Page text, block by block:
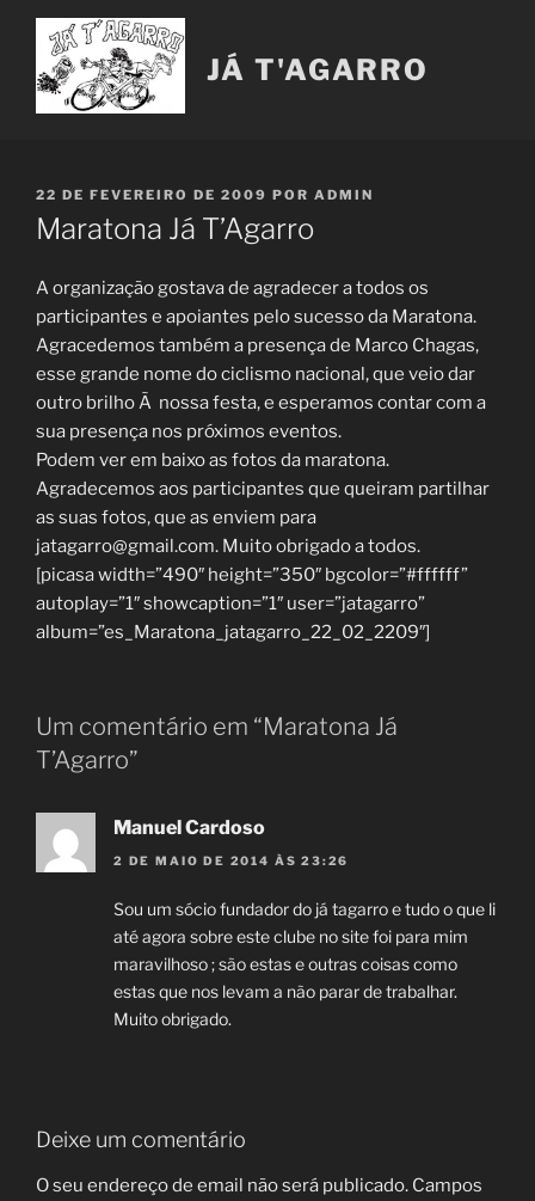
Saltar
conteúdo
JÁ T'AGARRO
PUBLICADO
EM
22 DE FEVEREIRO DE 2009 POR ADMIN
Maratona Já T’Agarro
A organização gostava de agradecer a todos os
participantes e apoiantes pelo sucesso da Maratona.
Agracedemos também a presença de Marco Chagas,
esse grande nome do ciclismo nacional, que veio dar
outro brilho Ã nossa festa, e esperamos contar com a
sua presença nos próximos eventos.
Podem ver em baixo as fotos da maratona.
Agradecemos aos participantes que queiram partilhar
as suas fotos, que as enviem para
jatagarro@gmail.com. Muito obrigado a todos.
[picasa width=”490″ height=”350″ bgcolor=”#ffffff”
autoplay=”1″ showcaption=”1″ user=”jatagarro”
album=”es_Maratona_jatagarro_22_02_2209″]
Um comentário em “Maratona Já
T’Agarro”
Manuel Cardoso
2 DE MAIO DE 2014 ÀS 23:26
Sou um sócio fundador do já tagarro e tudo o que li
até agora sobre este clube no site foi para mim
maravilhoso ; são estas e outras coisas como
estas que nos levam a não parar de trabalhar.
Muito obrigado.
Deixe um comentário
O seu endereço de email não será publicado. Campos